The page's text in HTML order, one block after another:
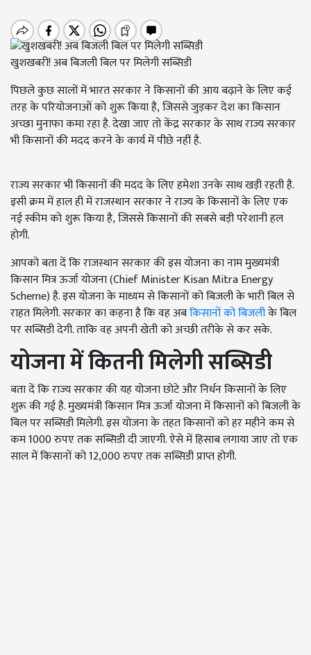
खुशखबरी! अब बिजली बिल पर मिलेगी सब्सिडी
पिछले कुछ सालों में भारत सरकार ने किसानों की आय बढ़ाने के लिए कई
तरह के परियोजनाओं को शुरू किया है, जिससे जुड़कर देश का किसान
अच्छा मुनाफा कमा रहा है. देखा जाए तो केंद्र सरकार के साथ राज्य सरकार
भी किसानों की मदद करने के कार्य में पीछे नहीं है.
राज्य सरकार भी किसानों की मदद के लिए हमेशा उनके साथ खड़ी रहती है.
इसी क्रम में हाल ही में राजस्थान सरकार ने राज्य के किसानों के लिए एक
नई स्कीम को शुरू किया है, जिससे किसानों की सबसे बड़ी परेशानी हल
होगी.
आपको बता दें कि राजस्थान सरकार की इस योजना का नाम मुख्यमंत्री
किसान मित्र ऊर्जा योजना (Chief Minister Kisan Mitra Energy
Scheme)है. इस योजना के माध्यम से किसानों को बिजली के भारी बिल से
राहत मिलेगी. सरकार का कहना है कि वह अबकिसानों को बिजलीके बिल
पर सब्सिडी देगी. ताकि वह अपनी खेती को अच्छी तरीके से कर सके.
योजना में कितनी मिलेगी सब्सिडी
बता दें कि राज्य सरकार की यह योजना छोटे और निर्धन किसानों के लिए
शुरू की गई है. मुख्यमंत्री किसान मित्र ऊर्जा योजना में किसानों को बिजली के
बिल पर सब्सिडी मिलेगी. इस योजना के तहत किसानों को हर महीने कम से
कम 1000रुपए तक सब्सिडी दी जाएगी. ऐसे में हिसाब लगाया जाए तो एक
साल में किसानों को12,000रुपए तक सब्सिडी प्राप्त होगी.